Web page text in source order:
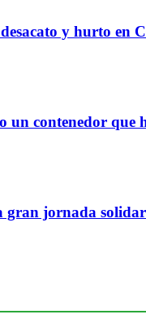
y hurto en
un contenedor
gran jornada